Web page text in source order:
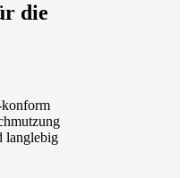
die
langlebig